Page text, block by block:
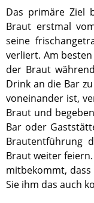
Das primäre Ziel
Braut erstmal
seine
verliert. Am
der Braut
Drink an die Bar
voneinander ist,
Braut und
Bar oder
Brautentführung
Braut weiter
mitbekommt,
Sie ihm das auch